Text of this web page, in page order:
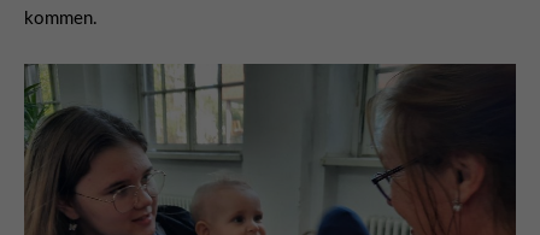
kommen.